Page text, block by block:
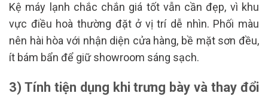
Kệ máy lạnh chắc chắn giá tốt vẫn cần đẹp, vì khu
vực điều hoà thường đặt ở vị trí dễ nhìn. Phối màu
nên hài hòa với nhận diện cửa hàng, bề mặt sơn đều,
ít bám bẩn để giữ showroom sáng sạch.
3) Tính tiện dụng khi trưng bày và thay đổi